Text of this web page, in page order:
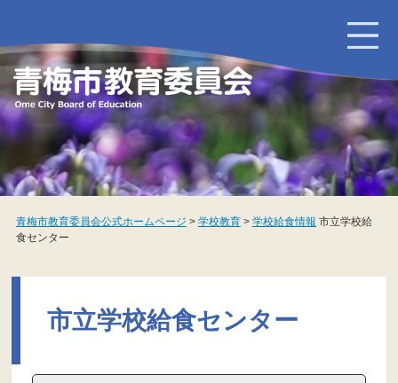
ジ
の
頭
で
す
ュ
ー
飛
ば
し
本
文
青梅市教育委員会公式ホームページ > 学校教育> 学校給食情報 市立学校給
食センター
市立学校給食センター